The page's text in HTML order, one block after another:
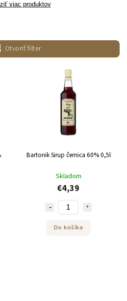
viac produktov
Otvoriť filter
Bartonik Sirup černica 60% 0,5l
Skladom
€4,39
Do košíka